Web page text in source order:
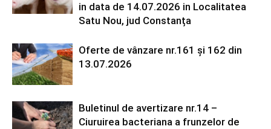
in data de 14.07.2026 in Localitatea
Satu Nou, jud Constanța
Oferte de vânzare nr.161 și 162 din
13.07.2026
Buletinul de avertizare nr.14 –
Ciuruirea bacteriana a frunzelor de